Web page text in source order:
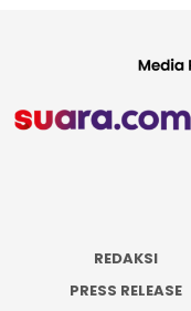
REDAKSI
PRESS RELEASE